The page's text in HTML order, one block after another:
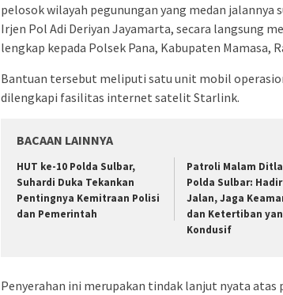
pelosok wilayah pegunungan yang medan jalannya
Irjen Pol Adi Deriyan Jayamarta, secara langsung
lengkap kepada Polsek Pana, Kabupaten Mamasa,
Bantuan tersebut meliputi satu unit mobil
dilengkapi fasilitas internet satelit Starlink.
BACAAN LAINNYA
HUT ke-10 Polda Sulbar,
Suhardi Duka Tekankan
Pentingnya Kemitraan Polisi
dan Pemerintah
Patroli Malam
Polda Sulbar:
Jalan, Jaga
dan Ketertiban
Kondusif
Penyerahan ini merupakan tindak lanjut nyata